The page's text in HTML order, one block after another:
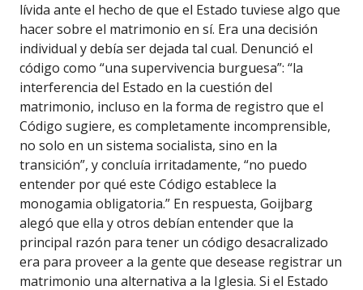
lívida ante el hecho de que el Estado tuviese algo que
hacer sobre el matrimonio en sí. Era una decisión
individual y debía ser dejada tal cual. Denunció el
código como “una supervivencia burguesa”: “la
interferencia del Estado en la cuestión del
matrimonio, incluso en la forma de registro que el
Código sugiere, es completamente incomprensible,
no solo en un sistema socialista, sino en la
transición”, y concluía irritadamente, “no puedo
entender por qué este Código establece la
monogamia obligatoria.” En respuesta, Goijbarg
alegó que ella y otros debían entender que la
principal razón para tener un código desacralizado
era para proveer a la gente que desease registrar un
matrimonio una alternativa a la Iglesia. Si el Estado